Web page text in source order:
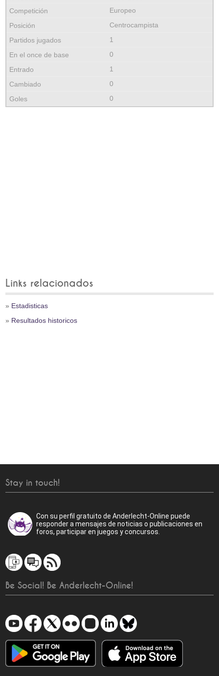
Europeo
Centrocampista
1
0
1
0
0
Links relacionados
» Estadisticas
» Resultados historicos
Stay in touch!
Con su perfil gratuito de Anderlecht-Online puede
responder a mensajes de noticias o publicaciones en
foros, participar en juegos y concursos.
Be Social! Be Anderlecht-Online!